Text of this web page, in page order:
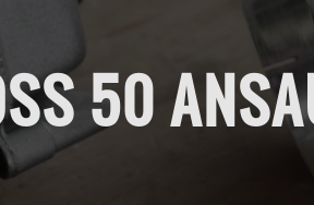
50